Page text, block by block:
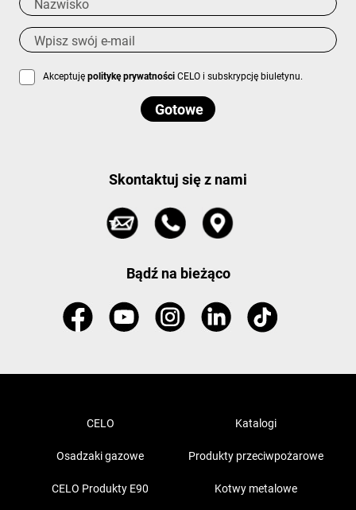
Akceptujępolitykę prywatności CELO i subskrypcję biuletynu.
Skontaktuj się z nami
Bądź na bieżąco
CELO Katalogi
Osadzaki gazowe Produkty przeciwpożarowe
CELO Produkty E90 Kotwy metalowe